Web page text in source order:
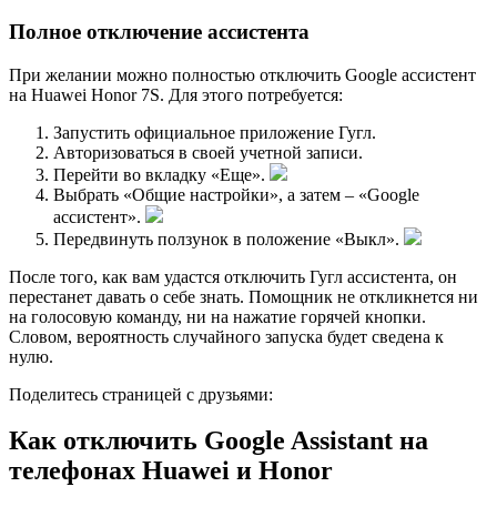
Полное отключение ассистента
При желании можно полностью отключить Google ассистент
на Huawei Honor 7S. Для этого потребуется:
Запустить официальное приложение Гугл.
Авторизоваться в своей учетной записи.
Перейти во вкладку «Еще».
Выбрать «Общие настройки», а затем – «Google
ассистент».
Передвинуть ползунок в положение «Выкл».
После того, как вам удастся отключить Гугл ассистента, он
перестанет давать о себе знать. Помощник не откликнется ни
на голосовую команду, ни на нажатие горячей кнопки.
Словом, вероятность случайного запуска будет сведена к
нулю.
Поделитесь страницей с друзьями:
Как отключить Google Assistant на
телефонах Huawei и Honor